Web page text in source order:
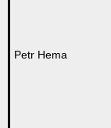
Petr Hema